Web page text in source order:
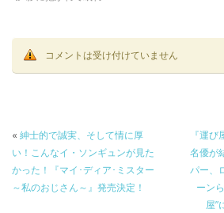
コメントは受け付けていません
« 紳士的で誠実、そして情に厚
い！こんなイ・ソンギュンが見た
かった！『マイ･ディア･ミスター
～私のおじさん～』発売決定！
『運
名優が
パー、
ーン
屋”